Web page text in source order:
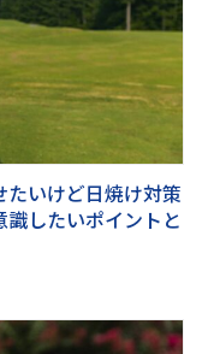
いけど日焼け対策
したいポイントと